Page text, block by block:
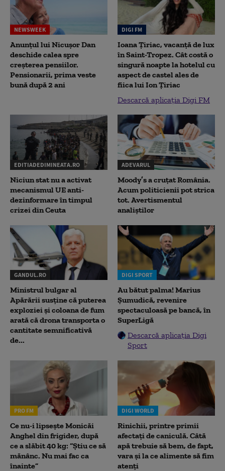
NEWSWEEK
Anunțul lui Nicușor Dan
deschide calea spre
creșterea pensiilor.
Pensionarii, prima veste
bună după 2 ani
DIGI FM
Ioana Țiriac, vacanță de lux
în Saint-Tropez. Cât costă o
singură noapte la hotelul cu
aspect de castel ales de
fiica lui Ion Țiriac
Descarcă aplicația Digi FM
EDITIADEDIMINEATA.RO
Niciun stat nu a activat
mecanismul UE anti-
dezinformare în timpul
crizei din Ceuta
ADEVARUL
Moody’s a cruțat România.
Acum politicienii pot strica
tot. Avertismentul
analiștilor
GANDUL.RO
Ministrul bulgar al
Apărării susține că puterea
exploziei și coloana de fum
arată că drona transporta o
cantitate semnificativă
de...
DIGI SPORT
Au bătut palma! Marius
Șumudică, revenire
spectaculoasă pe bancă, în
SuperLigă
Descarcă aplicația Digi
Sport
PRO FM
Ce nu-i lipsește Monicăi
Anghel din frigider, după
ce a slăbit 40 kg: “Știu ce să
mănânc. Nu mai fac ca
înainte”
DIGI WORLD
Rinichii, printre primii
afectați de caniculă. Câtă
apă trebuie să bem, de fapt,
vara și la ce alimente să fim
atenți